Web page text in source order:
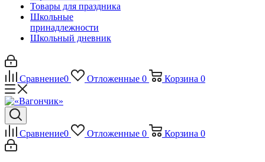
Товары для праздника
Школьные
принадлежности
Школьный дневник
Сравнение0 Отложенные 0 Корзина 0
Сравнение0 Отложенные 0 Корзина 0